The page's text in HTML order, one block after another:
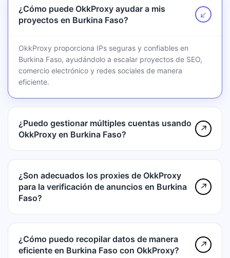
¿Cómo puede OkkProxy ayudar a mis
proyectos en Burkina Faso?
↗
OkkProxy proporciona IPs seguras y confiables en
Burkina Faso, ayudándolo a escalar proyectos de SEO,
comercio electrónico y redes sociales de manera
eficiente.
¿Puedo gestionar múltiples cuentas usando
OkkProxy en Burkina Faso?
↗
¿Son adecuados los proxies de OkkProxy
para la verificación de anuncios en Burkina
Faso?
↗
¿Cómo puedo recopilar datos de manera
eficiente en Burkina Faso con OkkProxy?
↗